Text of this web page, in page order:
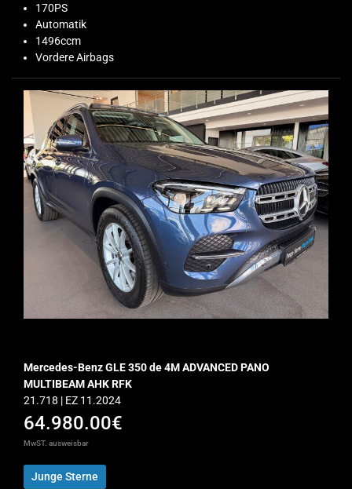
170PS
Automatik
1496ccm
Vordere Airbags
Mercedes-Benz GLE 350 de 4M ADVANCED PANO
MULTIBEAM AHK RFK
21.718 | EZ 11.2024
64.980.00€
MwST. ausweisbar
Junge Sterne